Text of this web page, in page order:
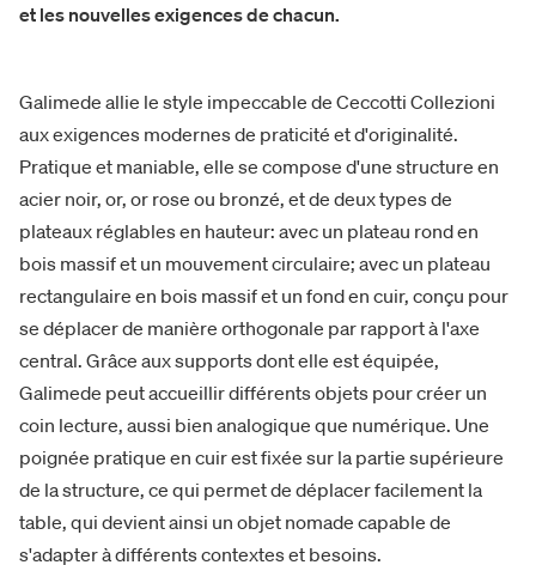
et les nouvelles exigences de chacun.
Galimede allie le style impeccable de Ceccotti Collezioni
aux exigences modernes de praticité et d'originalité.
Pratique et maniable, elle se compose d'une structure en
acier noir, or, or rose ou bronzé, et de deux types de
plateaux réglables en hauteur: avec un plateau rond en
bois massif et un mouvement circulaire; avec un plateau
rectangulaire en bois massif et un fond en cuir, conçu pour
se déplacer de manière orthogonale par rapport à l'axe
central. Grâce aux supports dont elle est équipée,
Galimede peut accueillir différents objets pour créer un
coin lecture, aussi bien analogique que numérique. Une
poignée pratique en cuir est fixée sur la partie supérieure
de la structure, ce qui permet de déplacer facilement la
table, qui devient ainsi un objet nomade capable de
s'adapter à différents contextes et besoins.